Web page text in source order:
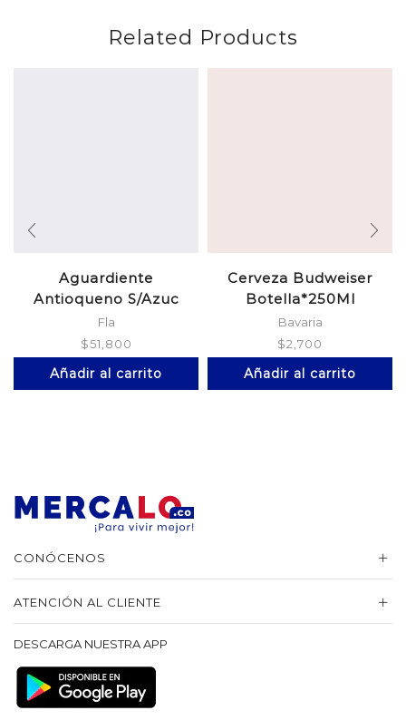
Related Products
Aguardiente
Antioqueno S/Azuc
Botella
Fla
$51,800
Añadir al carrito
Cerveza Budweiser
Botella*250Ml
Bavaria
$2,700
Añadir al carrito
CONÓCENOS
ATENCIÓN AL CLIENTE
DESCARGA NUESTRA APP